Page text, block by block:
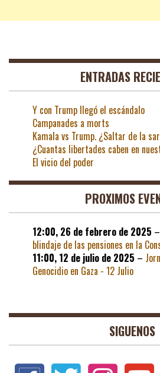
ENTRADAS
Y con Trump llegó el escándalo
Campanades a morts
Kamala vs Trump. ¿Saltar de la
¿Cuantas libertades caben en
El vicio del poder
PROXIMOS
12:00, 26 de febrero de 2025 –
blindaje de las pensiones en la
11:00, 12 de julio de 2025 –
Genocidio en Gaza - 12 Julio
SIGUENOS